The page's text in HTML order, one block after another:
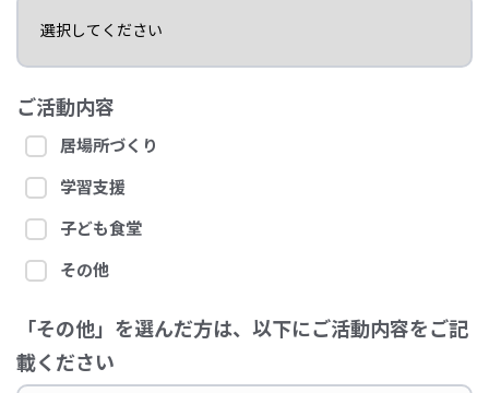
ご活動内容
居場所づくり
学習支援
子ども食堂
その他
「その他」を選んだ方は、以下にご活動内容をご記
載ください